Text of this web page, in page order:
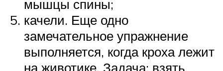
мышцы спины;
качели. Еще одно
замечательное упражнение
выполняется, когда кроха лежит
на животике. Задача: взять